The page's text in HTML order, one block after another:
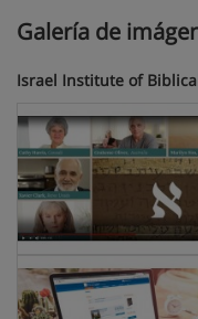
Galería de
Israel Institute of